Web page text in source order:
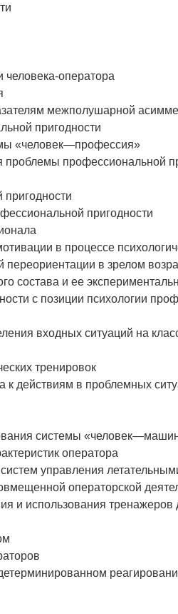
человека-оператора
межполушарной
пригодности
«человек—профессия»
проблемы профессиональной
пригодности
в процессе
переориентации в зрелом
состава и ее
с позиции психологии
входных ситуаций на
тренировок
к действиям в проблемных
системы
оператора
управления
операторской
и использования тренажеров